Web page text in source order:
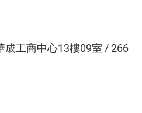
成工商中心13樓09室 / 266